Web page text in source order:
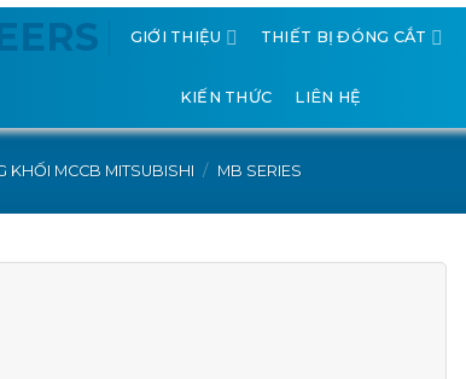
GIỚI THIỆU THIẾT BỊ ĐÓNG CẮT
KIẾN THỨC LIÊN HỆ
KHỐI MCCB MITSUBISHI / MB SERIES